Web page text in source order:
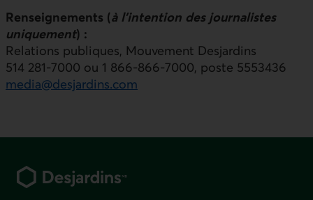
Renseignements (à l’intention des journalistes
uniquement) :
Relations publiques, Mouvement Desjardins
514 281‑7000 ou 1 866‑866‑7000, poste 5553436
media@desjardins.com